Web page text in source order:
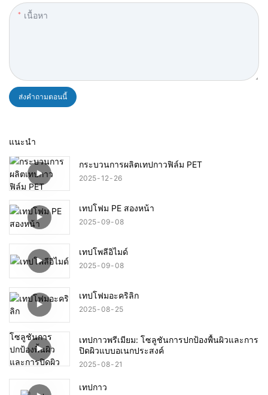
เนื้อหา
ส่งคำถามตอนนี้
แนะนำ
กระบวนการผลิตเทปกาวฟิล์ม PET
2025 12 26
เทปโฟม PE สองหน้า
2025 09 08
เทปโพลีอิไมด์
2025 09 08
เทปโฟมอะคริลิก
2025 08 25
เทปกาวพรีเมียม: โซลูชันการปกป้องพื้นผิวและการ
ปิดผิวแบบอเนกประสงค์
2025 08 21
เทปกาว